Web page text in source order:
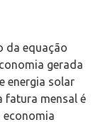
da equação
gerada
energia solar
fatura mensal é
economia